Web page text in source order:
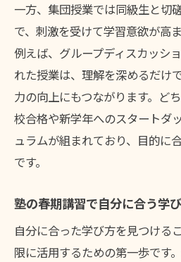
一方、集団授業では同級生と切
で、刺激を受けて学習意欲が高
例えば、グループディスカッシ
れた授業は、理解を深めるだけ
力の向上にもつながります。ど
校合格や新学年へのスタートダ
ュラムが組まれており、目的に
です。
塾の春期講習で自分に合う学
自分に合った学び方を見つける
限に活用するための第一歩です